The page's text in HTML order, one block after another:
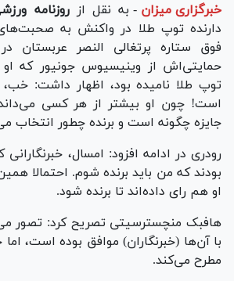
خبرگزاری میزان - به نقل ازروزنامه
دارنده توپ طلا در واکنش به صحبت‌های
فوق ستاره پرتغالی النصر عربستان
حمایتی‌اش از وینیسیوس جونیور که
توپ طلا نامیده بود، اظهار داشت: خب،
است! چون او بیشتر از هر کسی
جایزه چگونه است و برنده چطور انتخاب
رودری در ادامه افزود: امسال،
بودند که من باید برنده شوم. احتمالا
او هم رای داده‌اند تا برنده شود.
هافبک منچسترسیتی تصریح کرد: تصور
با آن‌ها (خبرنگاران) موافق بوده است،
مطرح می‌کند.